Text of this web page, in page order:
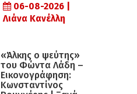
06-08-2026 |
Λιάνα Κανέλλη
«Άλκης ο ψεύτης»
του Φώντα Λάδη –
Εικονογράφηση:
Κωνσταντίνος